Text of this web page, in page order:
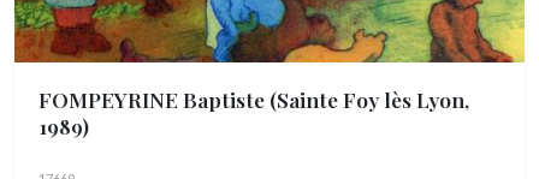
FOMPEYRINE Baptiste (Sainte Foy lès Lyon,
1989)